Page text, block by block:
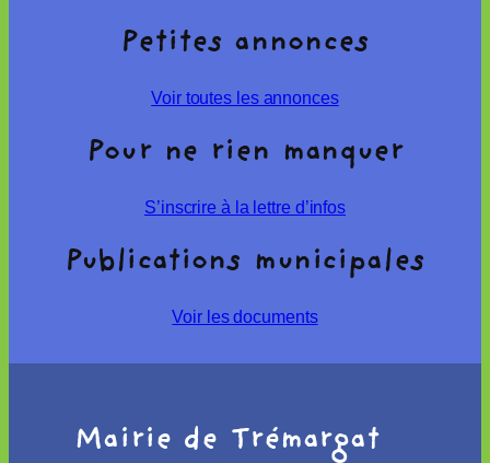
Petites annonces
Voir toutes les annonces
Pour ne rien manquer
S’inscrire à la lettre d’infos
Publications municipales
Voir les documents
Mairie de Trémargat